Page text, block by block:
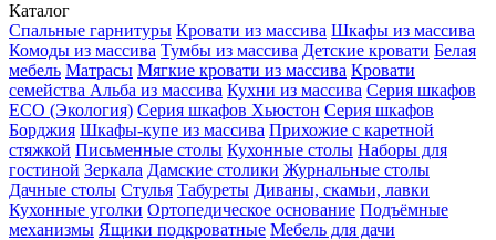
Каталог
Спальные гарнитуры Кровати из массива Шкафы из массива
Комоды из массива Тумбы из массива Детские кровати Белая
мебель Матрасы Мягкие кровати из массива Кровати
семейства Альба из массива Кухни из массива Серия шкафов
ECO (Экология) Серия шкафов Хьюстон Серия шкафов
Борджия Шкафы-купе из массива Прихожие с каретной
стяжкой Письменные столы Кухонные столы Наборы для
гостиной Зеркала Дамские столики Журнальные столы
Дачные столы Стулья Табуреты Диваны, скамьи, лавки
Кухонные уголки Ортопедическое основание Подъёмные
механизмы Ящики подкроватные Мебель для дачи